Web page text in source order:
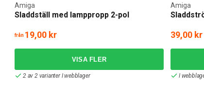
Sladdställ med lamppropp 2-pol
Amiga
från 19,00 kr
2 av 2 varianter I webblager
Amiga
39,00 kr
I